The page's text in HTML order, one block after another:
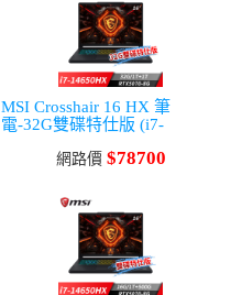
MSI Crosshair 16 HX 筆
電-32G雙碟特仕版 (i7-
0-8G/Win11)
網路價 $78700